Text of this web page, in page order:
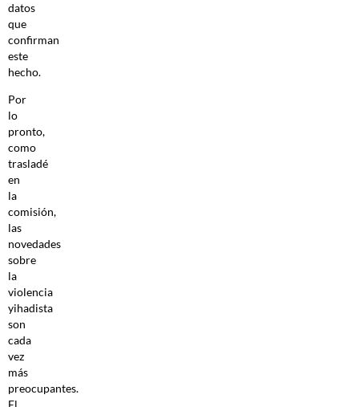
datos
que
confirman
este
hecho.
Por
lo
pronto,
como
trasladé
en
la
comisión,
las
novedades
sobre
la
violencia
yihadista
son
cada
vez
más
preocupantes.